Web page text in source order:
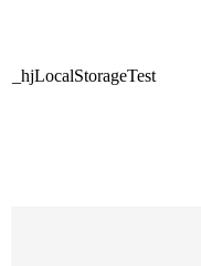
_hjLocalStorageTest